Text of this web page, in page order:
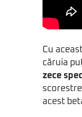
Cu
căruia
zece
acest